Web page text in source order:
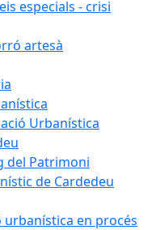
especials - crisi
artesà
Urbanística
del Patrimoni
de Cardedeu
en procés